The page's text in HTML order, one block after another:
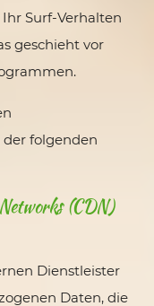
Surf-Verhalten
geschieht vor
folgenden
(CDN)
Dienstleister
Daten, die